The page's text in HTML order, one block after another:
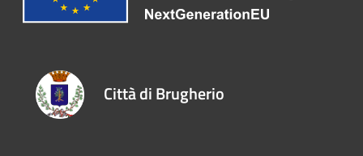
Città di Brugherio